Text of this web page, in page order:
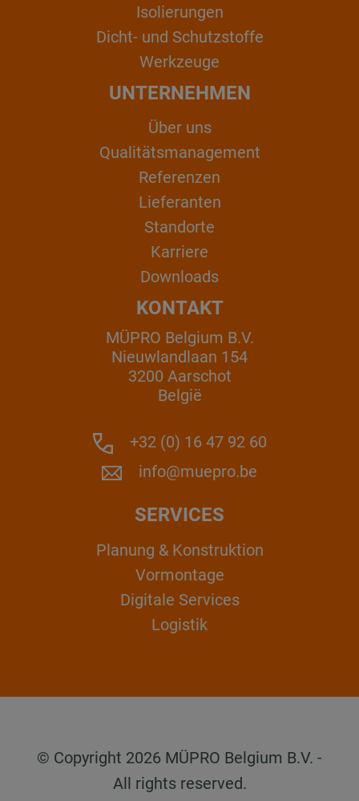
Isolierungen
Dicht- und Schutzstoffe
Werkzeuge
UNTERNEHMEN
Über uns
Qualitätsmanagement
Referenzen
Lieferanten
Standorte
Karriere
Downloads
KONTAKT
MÜPRO Belgium B.V.
Nieuwlandlaan 154
3200 Aarschot
België
+32 (0) 16 47 92 60
info@muepro.be
SERVICES
Planung & Konstruktion
Vormontage
Digitale Services
Logistik
© Copyright 2026 MÜPRO Belgium B.V. -
All rights reserved.